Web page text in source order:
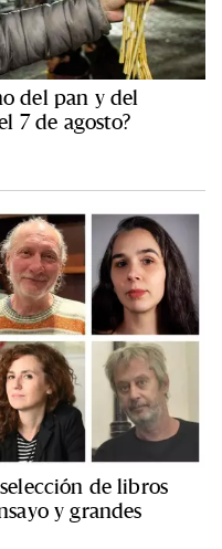
del pan y del
7 de agosto?
de libros
y grandes